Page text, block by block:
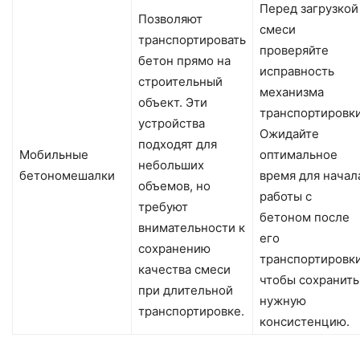
Мобильные
бетономешалки
Позволяют
транспортировать
бетон прямо на
строительный
объект. Эти
устройства
подходят для
небольших
объемов, но
требуют
внимательности к
сохранению
качества смеси
при длительной
транспортировке.
Перед загрузкой
смеси
проверяйте
исправность
механизма
Ожидайте
оптимальное
время для
работы с
бетоном после
его
чтобы сохранить
нужную
консистенцию.